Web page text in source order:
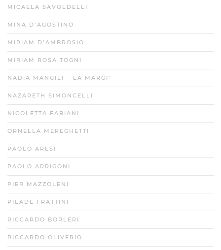
MICAELA SAVOLDELLI
MINA D’AGOSTINO
MIRIAM D’AMBROSIO
MIRIAM ROSA TOGNI
NADIA MANGILI – LA MARGI’
NAZARETH SIMONCELLI
NICOLETTA FABIANI
ORNELLA MEREGHETTI
PAOLO ARESI
PAOLO ARRIGONI
PIER MAZZOLENI
PILADE FRATTINI
RICCARDO BORLERI
RICCARDO OLIVERIO